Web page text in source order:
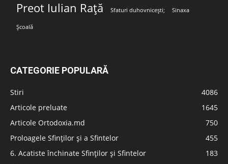
Preot Iulian Rață Sfaturi duhovnicești; Sinaxa
Școală
CATEGORIE POPULARĂ
Stiri
4086
Articole preluate
1645
Articole Ortodoxia.md
750
Proloagele Sfinților și a Sfintelor
455
6. Acatiste închinate Sfinților și Sfintelor
183